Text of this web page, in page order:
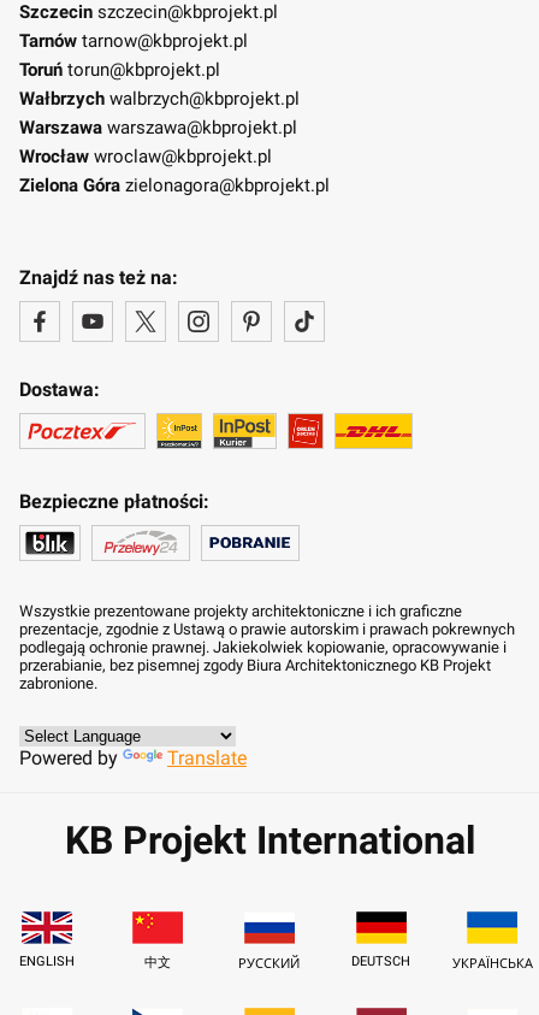
Szczecin szczecin@kbprojekt.pl
Tarnów tarnow@kbprojekt.pl
Toruń torun@kbprojekt.pl
Wałbrzych walbrzych@kbprojekt.pl
Warszawa warszawa@kbprojekt.pl
Wrocław wroclaw@kbprojekt.pl
Zielona Góra zielonagora@kbprojekt.pl
Znajdź nas też na:
Dostawa:
Bezpieczne płatności:
Wszystkie prezentowane projekty architektoniczne i ich graficzne
prezentacje, zgodnie z Ustawą o prawie autorskim i prawach pokrewnych
podlegają ochronie prawnej. Jakiekolwiek kopiowanie, opracowywanie i
przerabianie, bez pisemnej zgody Biura Architektonicznego KB Projekt
zabronione.
Powered by Translate
KB Projekt International
ENGLISH 中文 РУССКИЙ DEUTSCH УКРАЇНСЬКА